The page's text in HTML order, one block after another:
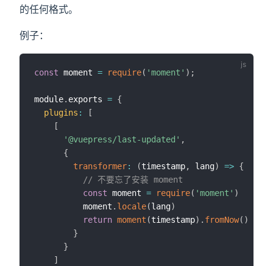
的任何格式。
例子：
const moment = require( 'moment' ) ;
module. exports = {
plugins :
[
[
'@vuepress/last-updated' ,
{
transformer: (timestamp, lang) => {
// 不要忘了安装 moment
const moment = require( 'moment' )
          moment
. locale(lang)
return moment (timestamp) . fromNow( )
}
}
]